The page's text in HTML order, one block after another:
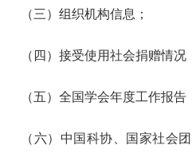
（三）组织机构信息；
（四）接受使用社会捐赠情况
（五）全国学会年度工作报告
（六）中国科协、国家社会